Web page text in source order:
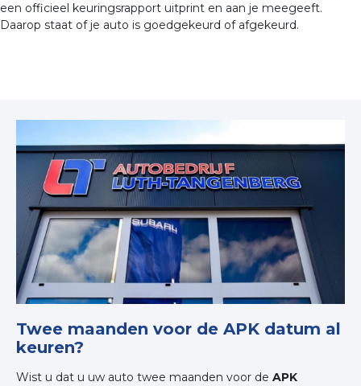
een officieel keuringsrapport uitprint en aan je meegeeft.
Daarop staat of je auto is goedgekeurd of afgekeurd.
Twee maanden voor de APK datum al
keuren?
Wist u dat u uw auto twee maanden voor de APK